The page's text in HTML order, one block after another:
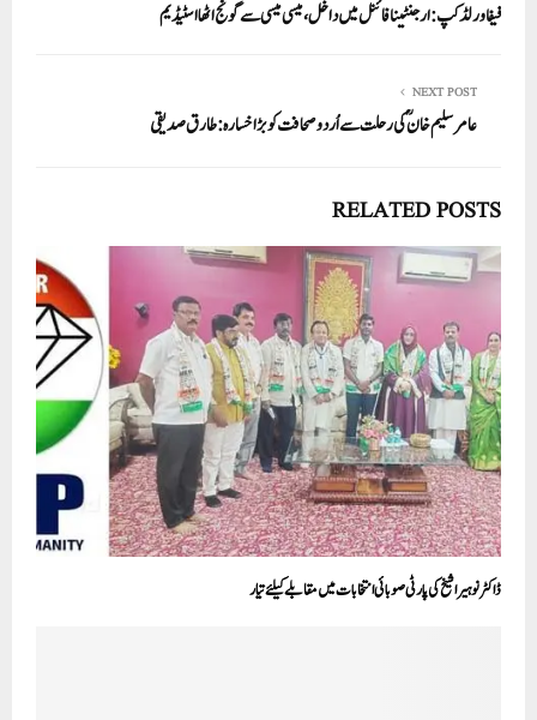
فیفا ورلڈ کپ: ارجنٹینا فائنل میں داخل، میسی میسی سے گونج اٹھا اسٹیڈیم
NEXT POST
عامر سلیم خان ؒکی رحلت سے اُردو صحافت کو بڑا خسارہ:طارق صدیقی
RELATED POSTS
ڈاکٹر نوہیرا شیخ کی پارٹی صوبائی انتخابات میں مقابلے کیلئے تیار